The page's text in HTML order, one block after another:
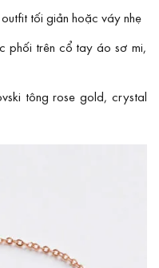
tối giản hoặc váy nhẹ
phối trên cổ tay áo sơ mi,
tông rose gold, crystal